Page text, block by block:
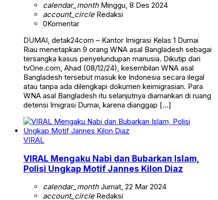
calendar_monthMinggu, 8 Des 2024
account_circleRedaksi
0Komentar
DUMAI, detak24com – Kantor Imigrasi Kelas 1 Dumai
Riau menetapkan 9 orang WNA asal Bangladesh sebagai
tersangka kasus penyelundupan manusia. Dikutip dari
tvOne.com, Ahad (08/12/24), kesembilan WNA asal
Bangladesh tersebut masuk ke Indonesia secara ilegal
atau tanpa ada dilengkapi dokumen keimigrasian. Para
WNA asal Bangladesh itu selanjutnya diamankan di ruang
detensi Imigrasi Dumai, karena dianggap […]
VIRAL
VIRAL Mengaku Nabi dan Bubarkan Islam,
Polisi Ungkap Motif Jannes Kilon Diaz
calendar_monthJumat, 22 Mar 2024
account_circleRedaksi